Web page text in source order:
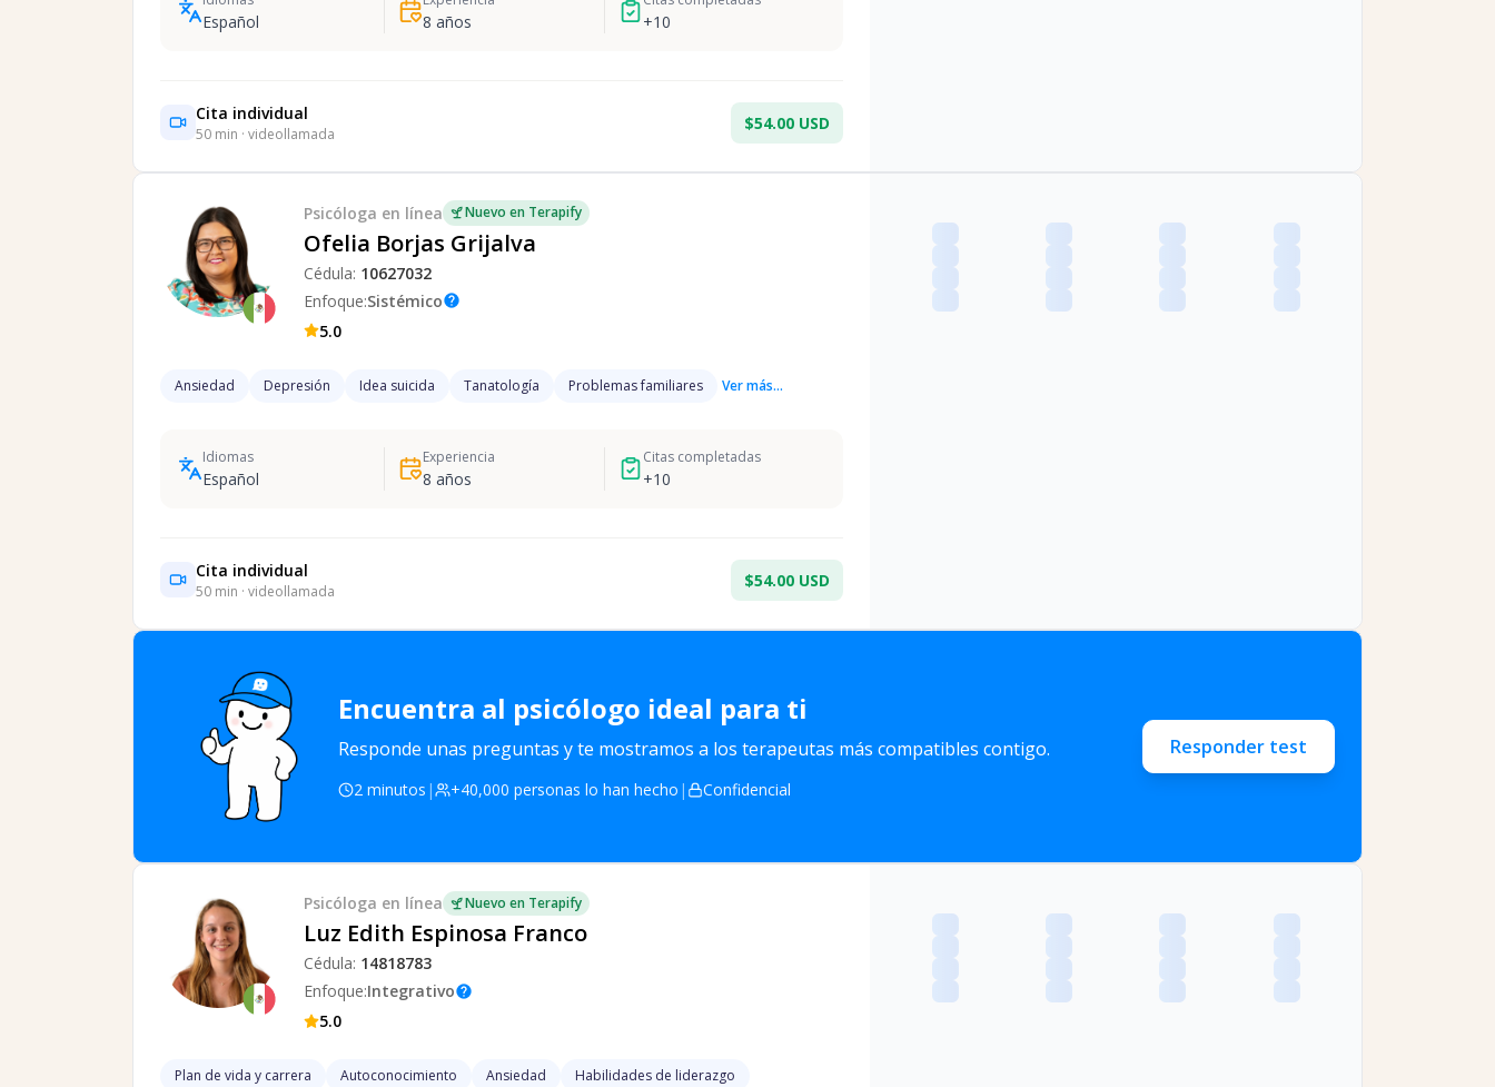
Español 8 años +10
Cita individual
50 min · videollamada
$54.00 USD
Psicóloga en línea Nuevo en Terapify
Ofelia Borjas Grijalva
Cédula: 10627032
Enfoque:Sistémicohelp
5.0
Ansiedad Depresión Idea suicida Tanatología Problemas familiares Ver más...
Idiomas
Español
Experiencia
8 años
Citas completadas
+10
Cita individual
50 min · videollamada
$54.00 USD
Encuentra al psicólogo ideal para ti
Responde unas preguntas y te mostramos a los terapeutas más compatibles contigo.
2 minutos | +40,000 personas lo han hecho | Confidencial
Responder test
Psicóloga en línea Nuevo en Terapify
Luz Edith Espinosa Franco
Cédula: 14818783
Enfoque:Integrativohelp
5.0
Plan de vida y carrera Autoconocimiento Ansiedad
Habilidades de liderazgo